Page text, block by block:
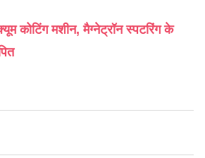
कोटिंग मशीन, मैग्नेट्रॉन स्पटरिंग के